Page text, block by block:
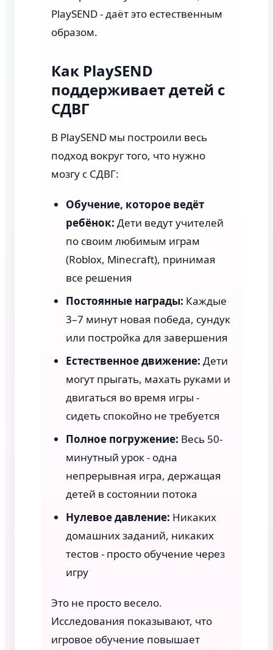
PlaySEND - даёт это естественным
образом.
Как PlaySEND
поддерживает детей с
СДВГ
В PlaySEND мы построили весь
подход вокруг того, что нужно
мозгу с СДВГ:
Обучение, которое ведёт
ребёнок: Дети ведут учителей
по своим любимым играм
(Roblox, Minecraft), принимая
все решения
Постоянные награды: Каждые
3–7 минут новая победа, сундук
или постройка для завершения
Естественное движение: Дети
могут прыгать, махать руками и
двигаться во время игры -
сидеть спокойно не требуется
Полное погружение: Весь 50-
минутный урок - одна
непрерывная игра, держащая
детей в состоянии потока
Нулевое давление: Никаких
домашних заданий, никаких
тестов - просто обучение через
игру
Это не просто весело.
Исследования показывают, что
игровое обучение повышает